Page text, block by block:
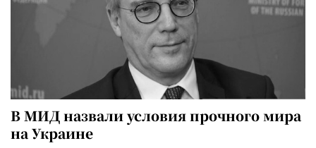
В МИД назвали условия прочного мира
на Украине